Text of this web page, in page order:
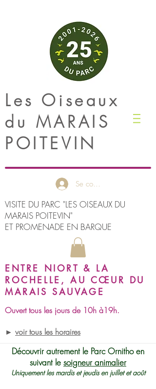
Les Oiseaux
du MARAIS
POITEVIN
Se connecter
VISITE DU PARC "LES OISEAUX DU
MARAIS POITEVIN"
ET PROMENADE EN BARQUE
ENTRE NIORT & LA
ROCHELLE, AU CŒUR DU
MARAIS SAUVAGE
Ouvert tous les jours de 10h à19h.
► voir tous les horaires
Découvrir autrement le Parc Ornitho en
suivant le soigneur animalier
Uniquement les mardis et jeudis en juillet et août